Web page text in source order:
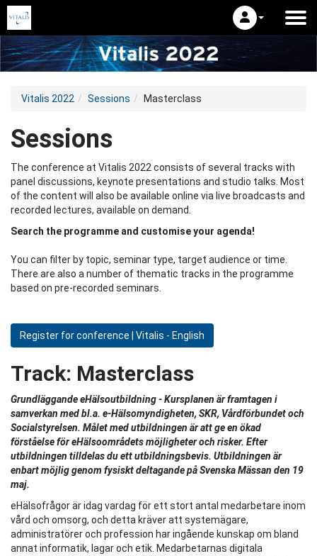
Vitalis 2022 Sessions Masterclass
Sessions
The conference at Vitalis 2022 consists of several tracks with
panel discussions, keynote presentations and studio talks. Most
of the content will also be available online via live broadcasts and
recorded lectures, available on demand.
Search the programme and customise your agenda!
You can filter by topic, seminar type, target audience or time.
There are also a number of thematic tracks in the programme
based on pre-recorded seminars.
Register for conference | Vitalis - English
Track: Masterclass
Grundläggande eHälsoutbildning- Kursplanen är framtagen i
samverkan med bl.a. e-Hälsomyndigheten, SKR, Vårdförbundet och
Socialstyrelsen. Målet med utbildningen är att ge en ökad
förståelse för eHälsoområdets möjligheter och risker. Efter
utbildningen tilldelas du ett utbildningsbevis. Utbildningen är
enbart möjlig genom fysiskt deltagande på Svenska Mässan den 19
maj.
eHälsofrågor är idag vardag för ett stort antal medarbetare inom
vård och omsorg, och detta kräver att systemägare,
administratörer och profession har ingående kunskap om bland
annat informatik, lagar och etik. Medarbetarnas digitala